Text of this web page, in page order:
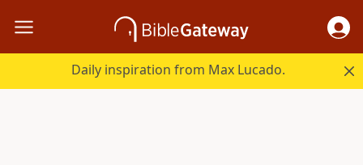
Daily inspiration from Max Lucado.